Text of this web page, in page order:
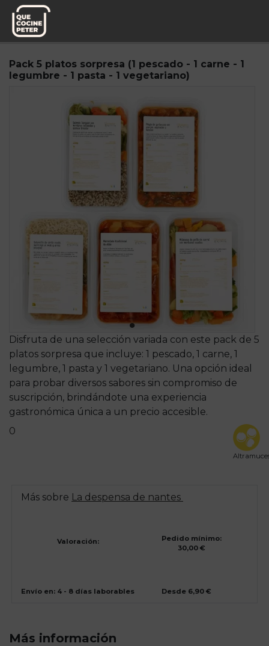
Pedido semanal
Pack 5 platos sorpresa (1 pescado - 1 carne - 1
legumbre - 1 pasta - 1 vegetariano)
Disfruta de una selección variada con este pack de 5
platos sorpresa que incluye: 1 pescado, 1 carne, 1
legumbre, 1 pasta y 1 vegetariano. Una opción ideal
para probar diversos sabores sin compromiso de
suscripción, brindándote una experiencia
gastronómica única a un precio accesible.
0
Más sobre La despensa de nantes
Valoración:
Pedido mínimo:
30,00 €
Envío en: 4 - 8 días laborables Desde 6,90 €
Más información